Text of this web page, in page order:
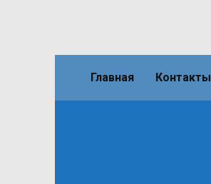
Главная Контакты